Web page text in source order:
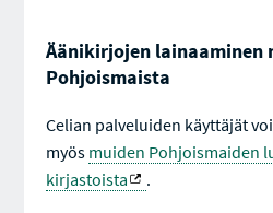
Äänikirjojen lainaaminen
Pohjoismaista
Celian palveluiden käyttäjät
myös muiden Pohjoismaiden
kirjastoista
.